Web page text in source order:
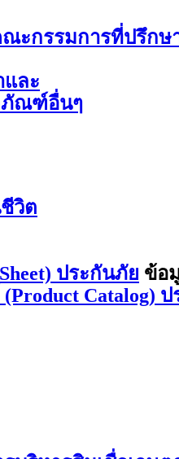
ะกรรมการที่ปรึกษ
และ
ณฑ์อื่นๆ
วิต
ประกันภัย ข้อ
Catalog) ป